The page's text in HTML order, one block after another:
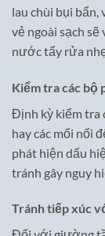
lau chùi bụi bẩn,
vẻ ngoài sạch
nước tẩy rửa
Kiểm tra các bộ
Định kỳ kiểm tra
hay các mối nối
phát hiện dấu
tránh gây nguy
Tránh tiếp xúc